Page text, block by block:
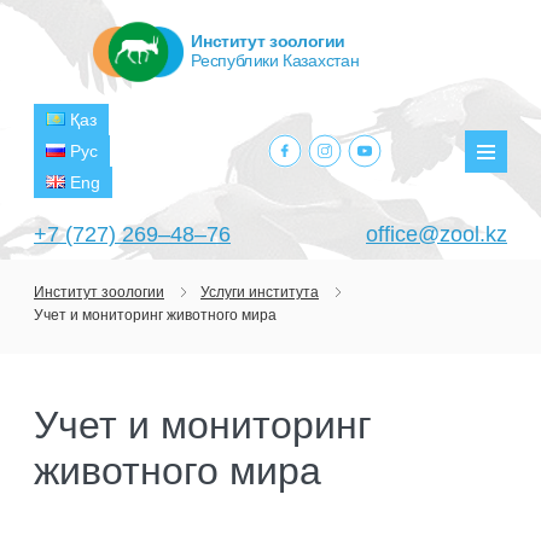
+7 (727) 269‒48‒76 office@zool.kz
Қаз
Рус
Eng
facebook.com
instagram.com
youtube.com
Институт зоологии
Республики Казахстан
ГЛАВНАЯ
ЦЕЛИ И ЗАДАЧИ
РУКОВОДСТВО
ПОДРАЗДЕЛЕНИЯ
ЛАБОРАТОРИИ
ПРОЕКТЫ
Институт зоологии
Услуги института
Учет и мониторинг животного мира
Учет и мониторинг
животного мира